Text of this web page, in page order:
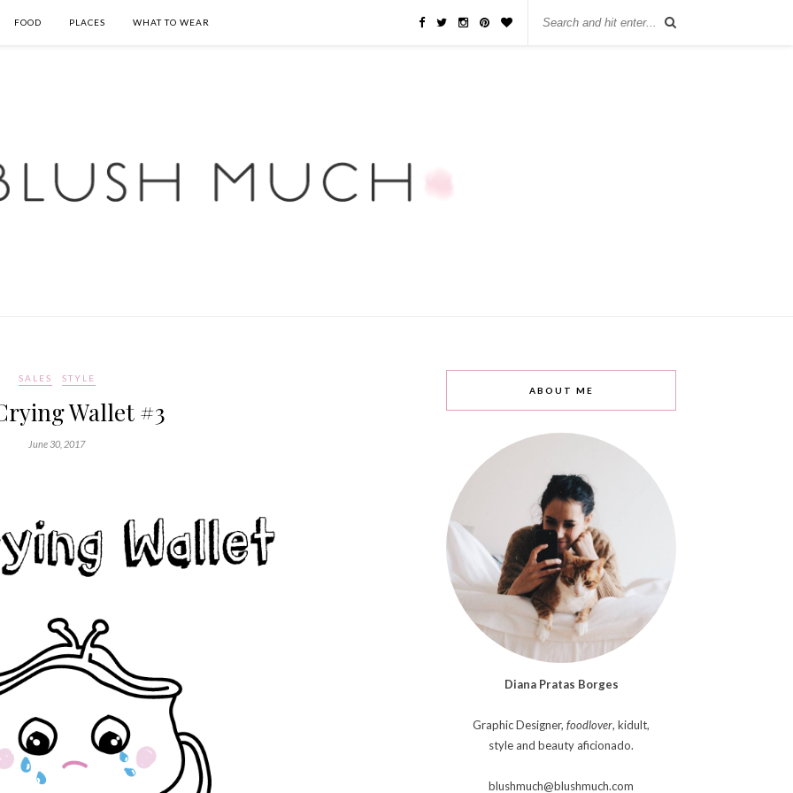
FOOD PLACES WHAT TO WEAR
SALES STYLE
Wallet #3
June 30, 2017
ABOUT ME
Diana Pratas Borges
Graphic Designer, foodlover, kidult,
style and beauty aficionado.
blushmuch@blushmuch.com